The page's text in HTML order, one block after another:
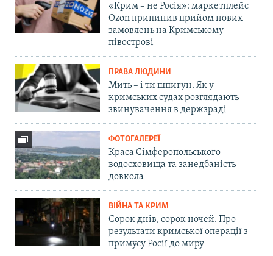
«Крим – не Росія»: маркетплейс
Ozon припинив прийом нових
замовлень на Кримському
півострові
ПРАВА ЛЮДИНИ
Мить – і ти шпигун. Як у
кримських судах розглядають
звинувачення в держзраді
ФОТОГАЛЕРЕЇ
Краса Сімферопольського
водосховища та занедбаність
довкола
ВІЙНА ТА КРИМ
Сорок днів, сорок ночей. Про
результати кримської операції з
примусу Росії до миру